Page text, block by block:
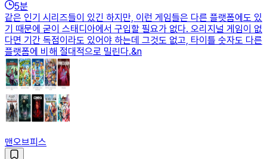
5분
같은 인기 시리즈들이 있긴 하지만, 이런 게임들은 다른 플랫폼에도 있
기 때문에 굳이 스태디아에서 구입할 필요가 없다. 오리지널 게임이 없
다면 기간 독점이라도 있어야 하는데 그것도 없고, 타이틀 숫자도 다른
플랫폼에 비해 절대적으로 밀린다.&n
맨오브피스